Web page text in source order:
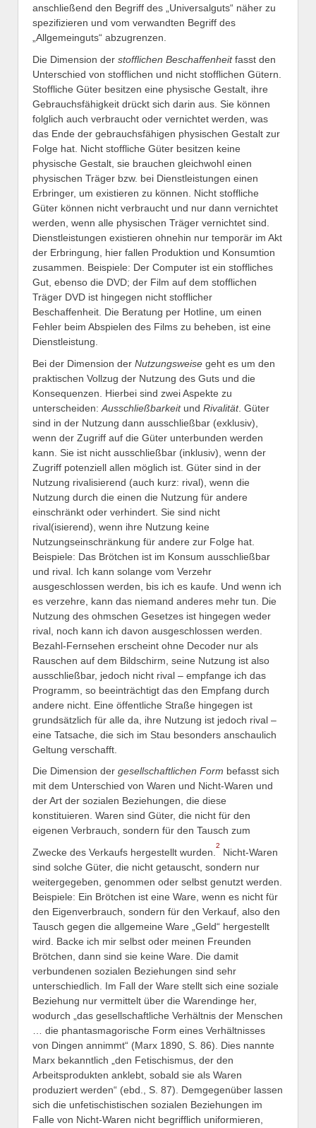
anschließend den Begriff des „Universalguts“ näher zu
spezifizieren und vom verwandten Begriff des
„Allgemeinguts“ abzugrenzen.
Die Dimension der stofflichen Beschaffenheitfasst den
Unterschied von stofflichen und nicht stofflichen Gütern.
Stoffliche Güter besitzen eine physische Gestalt, ihre
Gebrauchsfähigkeit drückt sich darin aus. Sie können
folglich auch verbraucht oder vernichtet werden, was
das Ende der gebrauchsfähigen physischen Gestalt zur
Folge hat. Nicht stoffliche Güter besitzen keine
physische Gestalt, sie brauchen gleichwohl einen
physischen Träger bzw. bei Dienstleistungen einen
Erbringer, um existieren zu können. Nicht stoffliche
Güter können nicht verbraucht und nur dann vernichtet
werden, wenn alle physischen Träger vernichtet sind.
Dienstleistungen existieren ohnehin nur temporär im Akt
der Erbringung, hier fallen Produktion und Konsumtion
zusammen. Beispiele: Der Computer ist ein stoffliches
Gut, ebenso die DVD; der Film auf dem stofflichen
Träger DVD ist hingegen nicht stofflicher
Beschaffenheit. Die Beratung per Hotline, um einen
Fehler beim Abspielen des Films zu beheben, ist eine
Dienstleistung.
Bei der Dimension der Nutzungsweise geht es um den
praktischen Vollzug der Nutzung des Guts und die
Konsequenzen. Hierbei sind zwei Aspekte zu
unterscheiden: Ausschließbarkeitund Rivalität. Güter
sind in der Nutzung dann ausschließbar (exklusiv),
wenn der Zugriff auf die Güter unterbunden werden
kann. Sie ist nicht ausschließbar (inklusiv), wenn der
Zugriff potenziell allen möglich ist. Güter sind in der
Nutzung rivalisierend (auch kurz: rival), wenn die
Nutzung durch die einen die Nutzung für andere
einschränkt oder verhindert. Sie sind nicht
rival(isierend), wenn ihre Nutzung keine
Nutzungseinschränkung für andere zur Folge hat.
Beispiele: Das Brötchen ist im Konsum ausschließbar
und rival. Ich kann solange vom Verzehr
ausgeschlossen werden, bis ich es kaufe. Und wenn ich
es verzehre, kann das niemand anderes mehr tun. Die
Nutzung des ohmschen Gesetzes ist hingegen weder
rival, noch kann ich davon ausgeschlossen werden.
Bezahl-Fernsehen erscheint ohne Decoder nur als
Rauschen auf dem Bildschirm, seine Nutzung ist also
ausschließbar, jedoch nicht rival – empfange ich das
Programm, so beeinträchtigt das den Empfang durch
andere nicht. Eine öffentliche Straße hingegen ist
grundsätzlich für alle da, ihre Nutzung ist jedoch rival –
eine Tatsache, die sich im Stau besonders anschaulich
Geltung verschafft.
Die Dimension der gesellschaftlichen Form befasst sich
mit dem Unterschied von Waren und Nicht-Waren und
der Art der sozialen Beziehungen, die diese
konstituieren. Waren sind Güter, die nicht für den
eigenen Verbrauch, sondern für den Tausch zum
Zwecke des Verkaufs hergestellt wurden.
2
Nicht-Waren
sind solche Güter, die nicht getauscht, sondern nur
weitergegeben, genommen oder selbst genutzt werden.
Beispiele: Ein Brötchen ist eine Ware, wenn es nicht für
den Eigenverbrauch, sondern für den Verkauf, also den
Tausch gegen die allgemeine Ware „Geld“ hergestellt
wird. Backe ich mir selbst oder meinen Freunden
Brötchen, dann sind sie keine Ware. Die damit
verbundenen sozialen Beziehungen sind sehr
unterschiedlich. Im Fall der Ware stellt sich eine soziale
Beziehung nur vermittelt über die Warendinge her,
wodurch „das gesellschaftliche Verhältnis der Menschen
… die phantasmagorische Form eines Verhältnisses
von Dingen annimmt“ (Marx 1890, S. 86). Dies nannte
Marx bekanntlich „den Fetischismus, der den
Arbeitsprodukten anklebt, sobald sie als Waren
produziert werden“ (ebd., S. 87). Demgegenüber lassen
sich die unfetischistischen sozialen Beziehungen im
Falle von Nicht-Waren nicht begrifflich uniformieren,